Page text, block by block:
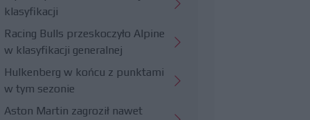
klasyfikacji
Racing Bulls przeskoczyło Alpine
w klasyfikacji generalnej
Hulkenberg w końcu z punktami
w tym sezonie
Aston Martin zagroził nawet